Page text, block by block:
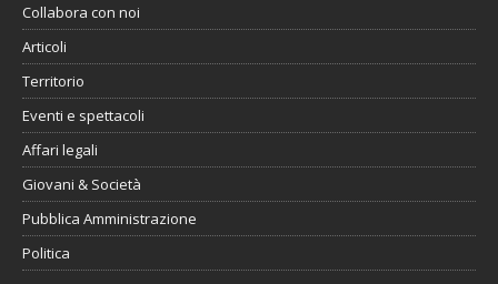
Collabora con noi
Articoli
Territorio
Eventi e spettacoli
Affari legali
Giovani & Società
Pubblica Amministrazione
Politica